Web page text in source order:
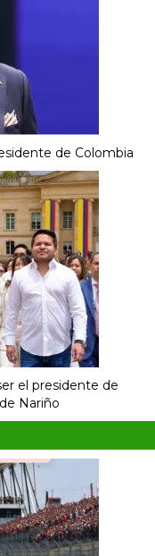
de Colombia
el presidente de
Nariño